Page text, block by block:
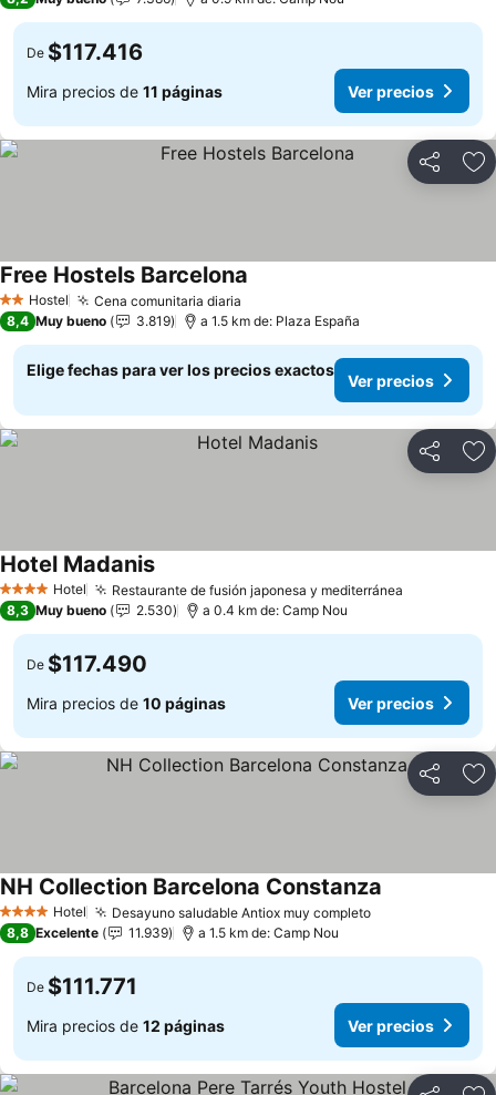
De $117.416
Mira precios de 11 páginas Ver precios
Compartir
2 Estrellas
Hostel Cena comunitaria diaria
Free Hostels Barcelona
8,4 Muy bueno 3.819 a 1.5 km de: Plaza España
Elige fechas para ver los precios exactos
Ver precios
Compartir
4 EstrellasHotel Restaurante de fusión japonesa y mediterránea
Hotel Madanis
8,3 Muy bueno 2.530 a 0.4 km de: Camp Nou
De $117.490
Mira precios de 10 páginas Ver precios
Compartir
4 EstrellasHotel Desayuno saludable Antiox muy completo
NH Collection Barcelona Constanza
8,8 Excelente 11.939 a 1.5 km de: Camp Nou
De $111.771
Mira precios de 12 páginas Ver precios